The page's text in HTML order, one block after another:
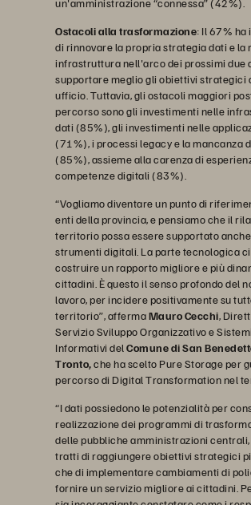
un'amministrazione “connessa” (42%).
Ostacoli alla trasformazione: Il 67% ha
di rinnovare la propria strategia dati e la
infrastruttura nell'arco dei prossimi due
supportare meglio gli obiettivi strategici
ufficio. Tuttavia, gli ostacoli maggiori
percorso sono gli investimenti nelle
dati (85%), gli investimenti nelle
(71%), i processi legacy e la mancanza
(85%), assieme alla carenza di
competenze digitali (83%).
“Vogliamo diventare un punto di
enti della provincia, e pensiamo che il
territorio possa essere supportato
strumenti digitali. La parte tecnologica
costruire un rapporto migliore e più
cittadini. È questo il senso profondo del
lavoro, per incidere positivamente su
territorio”, affermaMauro Cecchi,
Servizio Sviluppo Organizzativo e Sistemi
Informativi del Comune di San
Tronto,che ha scelto Pure Storage per
percorso di Digital Transformation nel
“I dati possiedono le potenzialità per
realizzazione dei programmi di
delle pubbliche amministrazioni centrali,
tratti di raggiungere obiettivi strategici
che di implementare cambiamenti di
fornire un servizio migliore ai cittadini.